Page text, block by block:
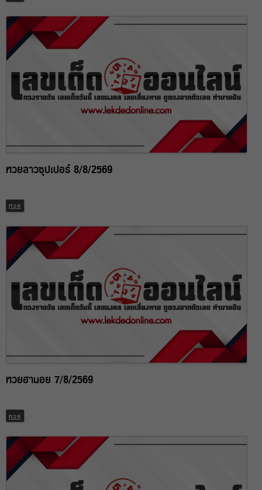
หวยลาวซุปเปอร์ 8/8/2569
หวย
หวยฮานอย 7/8/2569
หวย